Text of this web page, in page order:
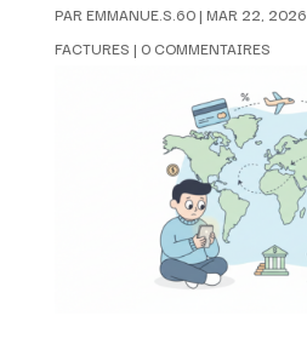
PAREMMANUE.S.60| MAR 22, 2026
FACTURES | 0 COMMENTAIRES